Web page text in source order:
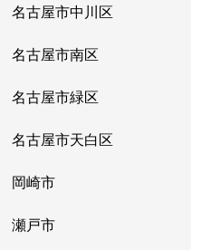
名古屋市中川区
名古屋市南区
名古屋市緑区
名古屋市天白区
岡崎市
瀬戸市